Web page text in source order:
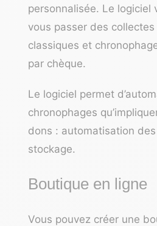
personnalisée. Le logiciel
vous passer des
classiques et
par chèque.
Le logiciel permet
chronophages
dons : automatisation
stockage.
Boutique en ligne
Vous pouvez créer une